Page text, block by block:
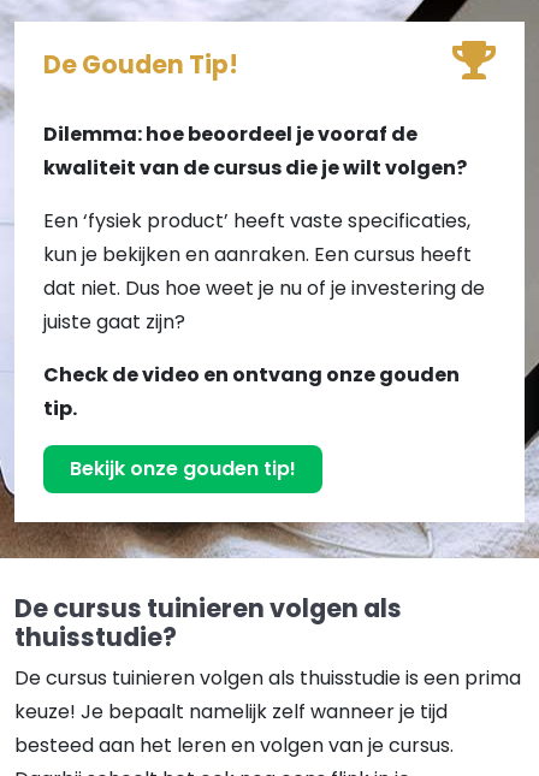
De Gouden Tip!
Dilemma: hoe beoordeel je vooraf de
kwaliteit van de cursus die je wilt volgen?
Een ‘fysiek product’ heeft vaste specificaties,
kun je bekijken en aanraken. Een cursus heeft
dat niet. Dus hoe weet je nu of je investering de
juiste gaat zijn?
Check de video en ontvang onze gouden
tip.
Bekijk onze gouden tip!
De cursus tuinieren volgen als
thuisstudie?
De cursus tuinieren volgen als thuisstudie is een prima
keuze! Je bepaalt namelijk zelf wanneer je tijd
besteed aan het leren en volgen van je cursus.